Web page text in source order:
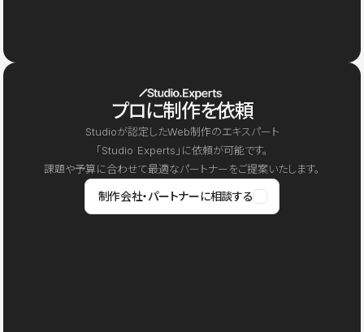
プロに制作を依頼
Studioが認定したWeb制作のエキスパート
「Studio Experts」に依頼が可能です。
課題や予算に合わせて最適なパートナーをご提案いたします。
制作会社・パートナーに相談する